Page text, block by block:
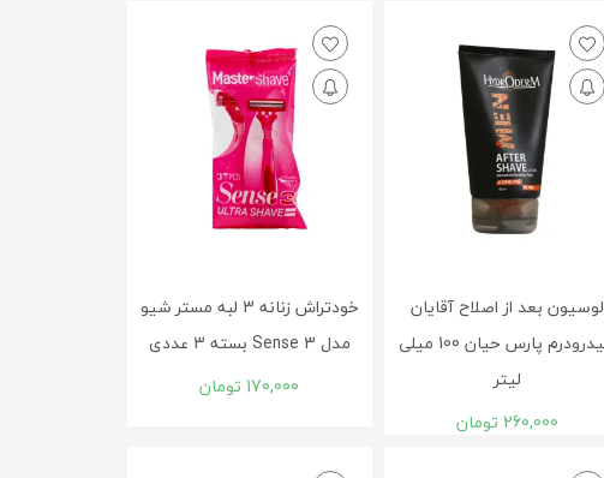
لوسیون بعد از اصلاح آقایان
هیدرودرم پارس حیان 100 میلی
لیتر
260,000 تومان
خودتراش زنانه 3 لبه مستر شیو
مدل Sense 3 بسته 3 عددی
170,000 تومان